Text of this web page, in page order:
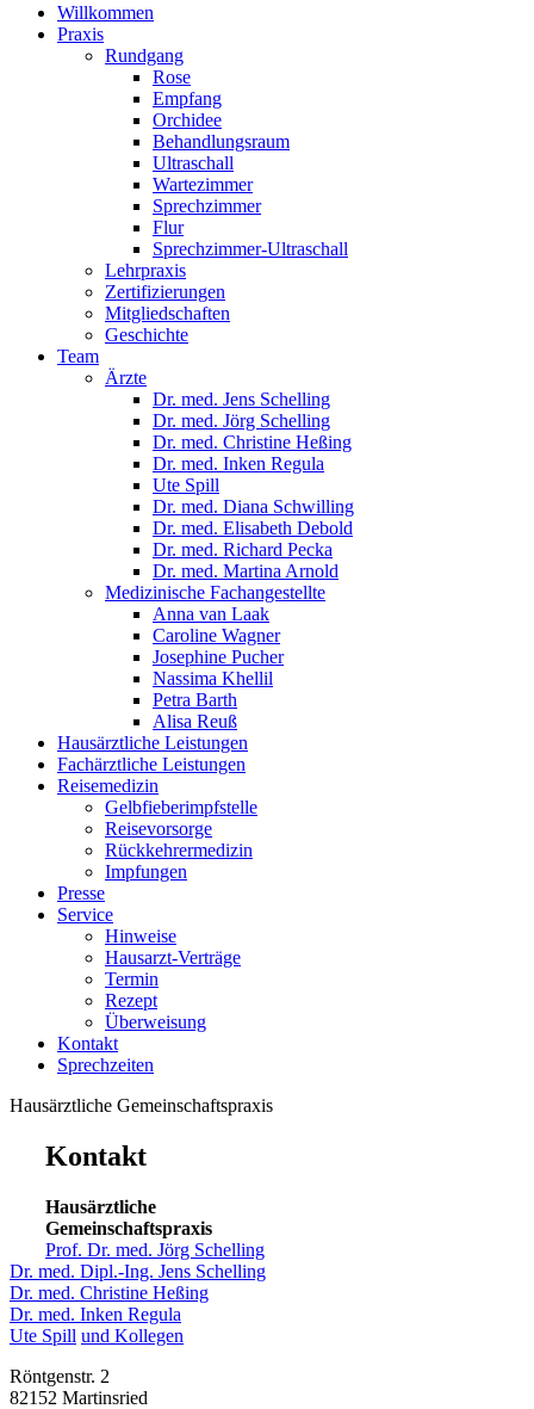
Willkommen
Praxis
Rundgang
Rose
Empfang
Orchidee
Behandlungsraum
Ultraschall
Wartezimmer
Sprechzimmer
Flur
Sprechzimmer-Ultraschall
Lehrpraxis
Zertifizierungen
Mitgliedschaften
Geschichte
Team
Ärzte
Dr. med. Jens Schelling
Dr. med. Jörg Schelling
Dr. med. Christine Heßing
Dr. med. Inken Regula
Ute Spill
Dr. med. Diana Schwilling
Dr. med. Elisabeth Debold
Dr. med. Richard Pecka
Dr. med. Martina Arnold
Medizinische Fachangestellte
Anna van Laak
Caroline Wagner
Josephine Pucher
Nassima Khellil
Petra Barth
Alisa Reuß
Hausärztliche Leistungen
Fachärztliche Leistungen
Reisemedizin
Gelbfieberimpfstelle
Reisevorsorge
Rückkehrermedizin
Impfungen
Presse
Service
Hinweise
Hausarzt-Verträge
Termin
Rezept
Überweisung
Kontakt
Sprechzeiten
Hausärztliche Gemeinschaftspraxis
Kontakt
Hausärztliche
Gemeinschaftspraxis
Prof. Dr. med. Jörg Schelling
Dr. med. Dipl.-Ing. Jens Schelling
Dr. med. Christine Heßing
Dr. med. Inken Regula
Ute Spill und Kollegen
Röntgenstr. 2
82152 Martinsried